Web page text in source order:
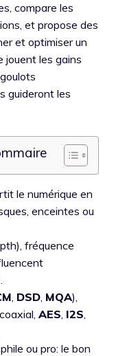
compare les
et propose des
et optimiser un
jouent les gains
guideront les
le numérique en
enceintes ou
fréquence
, DSD, MQA),
AES, I2S,
ou pro: le bon